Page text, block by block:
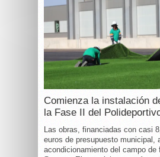
Comienza la instalación
la Fase II del
Las obras, financiadas con casi
euros de presupuesto municipal,
acondicionamiento del campo de